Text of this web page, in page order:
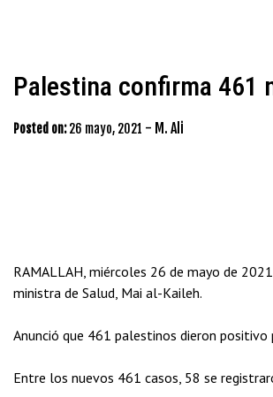
Palestina confirma 461
Posted on: 26 mayo, 2021 - M. Ali
RAMALLAH, miércoles 26 de mayo de
ministra de Salud, Mai al-Kaileh.
Anunció que 461 palestinos dieron
Entre los nuevos 461 casos, 58 se